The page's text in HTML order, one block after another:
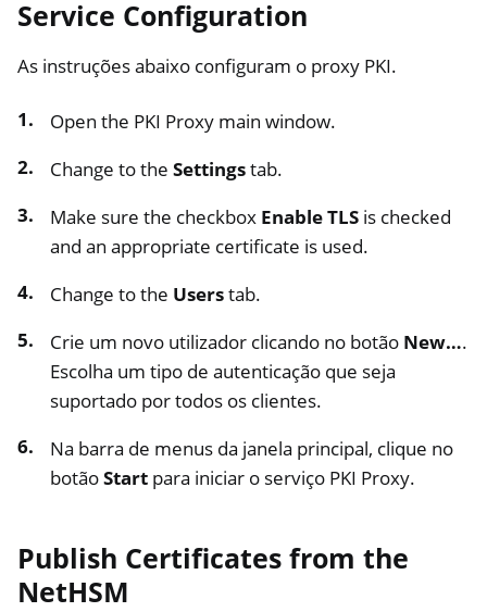
Service Configuration
As instruções abaixo configuram o proxy PKI.
Open the PKI Proxy main window.
Change to the Settingstab.
Make sure the checkbox Enable TLS is checked
and an appropriate certificate is used.
Change to the Userstab.
Crie um novo utilizador clicando no botão New….
Escolha um tipo de autenticação que seja
suportado por todos os clientes.
Na barra de menus da janela principal, clique no
botãoStart para iniciar o serviço PKI Proxy.
Publish Certificates from the
NetHSM